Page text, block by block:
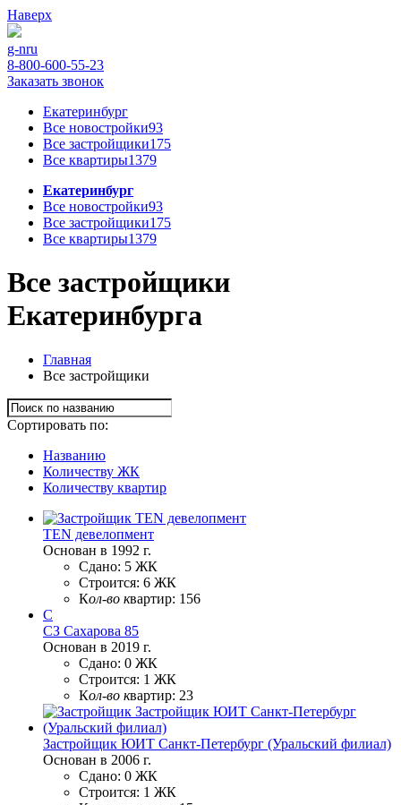
Наверх
g-nru
8-800-600-55-23
Заказать звонок
Екатеринбург
Все новостройки93
Все застройщики175
Все квартиры1379
Екатеринбург
Все новостройки93
Все застройщики175
Все квартиры1379
Все застройщики
Екатеринбурга
Главная
Все застройщики
Сортировать по:
Названию
Количеству ЖК
Количеству квартир
TEN девелопмент
Основан в 1992 г.
Сдано: 5 ЖК
Строится: 6 ЖК
Кол-во квартир: 156
С
СЗ Сахарова 85
Основан в 2019 г.
Сдано: 0 ЖК
Строится: 1 ЖК
Кол-во квартир: 23
Застройщик ЮИТ Санкт-Петербург (Уральский филиал)
Основан в 2006 г.
Сдано: 0 ЖК
Строится: 1 ЖК